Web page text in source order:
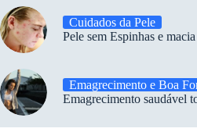
Cuidados da Pele
Pele sem Espinhas e
Emagrecimento e Boa
Emagrecimento saudável